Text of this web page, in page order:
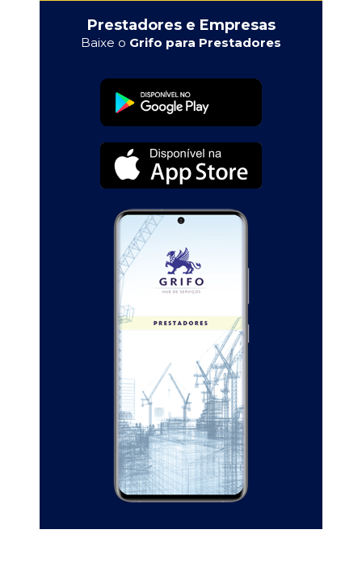
Prestadores e Empresas
Baixe o Grifo para Prestadores